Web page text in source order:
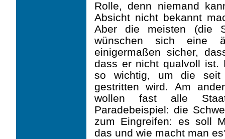
Rolle, denn niemand
Absicht nicht bekannt
Aber die meisten (die
wünschen sich eine
einigermaßen sicher,
dass er nicht qualvoll ist.
so wichtig, um die seit
gestritten wird. Am
wollen fast alle
Paradebeispiel: die
zum Eingreifen: es soll
das und wie macht man